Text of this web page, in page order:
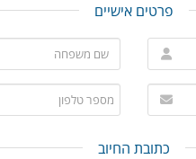
פרטים אישיים
כתובת החיוב